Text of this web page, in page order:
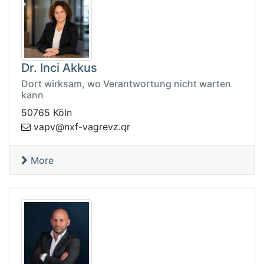
Dr. Inci Akkus
Dort wirksam, wo Verantwortung nicht warten
kann
50765 Köln
rq.zvergav-fxn@v
pav
More